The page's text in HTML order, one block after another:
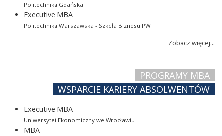
Politechnika Gdańska
Executive MBA
Politechnika Warszawska - Szkoła Biznesu PW
Zobacz więcej...
PROGRAMY MBA
WSPARCIE KARIERY ABSOLWENTÓW
Executive MBA
Uniwersytet Ekonomiczny we Wrocławiu
MBA